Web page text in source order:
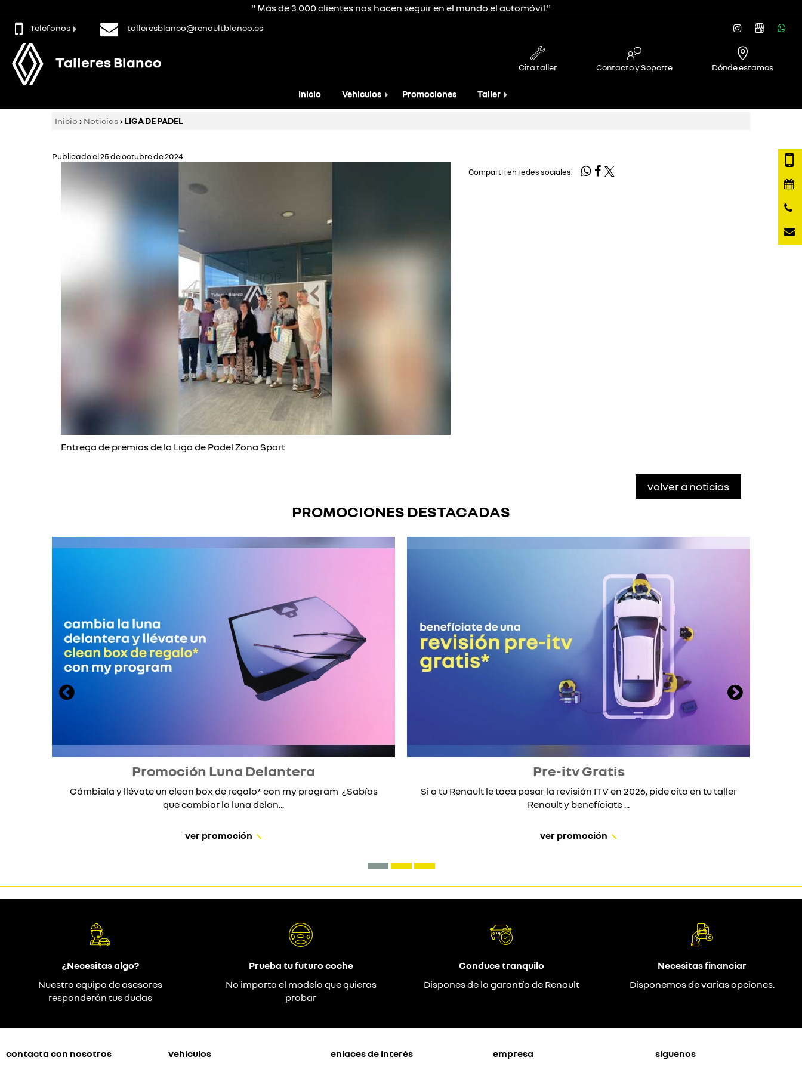
" Más de 3.000 clientes nos hacen seguir en el mundo el automóvil."
Teléfonos talleresblanco@renaultblanco.es
Talleres Blanco Cita taller Contacto y Soporte Dónde estamos
Inicio Vehiculos Promociones Taller
Inicio › Noticias› LIGA DE PADEL
Publicado el 25 de octubre de 2024
Compartir en redes sociales:
Entrega de premios de la Liga de Padel Zona Sport
volver a noticias
PROMOCIONES DESTACADAS
Promoción Luna Delantera
Cámbiala y llévate un clean box de regalo* con my program ¿Sabías
que cambiar la luna delan...
ver promoción
Pre-itv Gratis
Si a tu Renault le toca pasar la revisión ITV en 2026, pide cita en tu taller
Renault y benefíciate ...
ver promoción
¿Necesitas algo?
Nuestro equipo de asesores
responderán tus dudas
Prueba tu futuro coche
No importa el modelo que quieras
probar
Conduce tranquilo
Dispones de la garantía de Renault
Necesitas financiar
Disponemos de varias opciones.
contacta con nosotros vehículos enlaces de interés empresa síguenos